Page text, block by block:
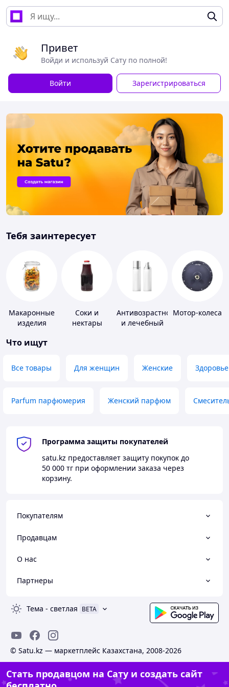
Привет
Войди и используй Сату по полной!
Войти Зарегистрироваться
Тебя заинтересует
Макаронные
изделия
Соки и
нектары
Антивозрастной
и лечебный
Мотор-колеса
Что ищут
Все товары Для женщин Женские Здоровье
Parfum парфюмерия Женский парфюм
Программа защиты покупателей
satu.kz предоставляет защиту покупок до
50 000 тг при оформлении заказа через
корзину.
Покупателям
Продавцам
О нас
Партнеры
Тема - светлая BETA
© Satu.kz — маркетплейс Казахстана, 2008-2026
Стать продавцом на Сату и создать сайт